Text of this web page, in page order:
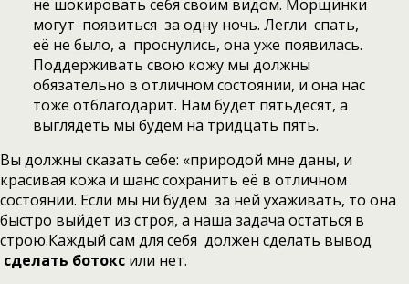
не шокировать себя своим видом. Морщинки
могут появиться за одну ночь. Легли спать,
её не было, а проснулись, она уже появилась.
Поддерживать свою кожу мы должны
обязательно в отличном состоянии, и она нас
тоже отблагодарит. Нам будет пятьдесят, а
выглядеть мы будем на тридцать пять.
Вы должны сказать себе: «природой мне даны, и
красивая кожа и шанс сохранить её в отличном
состоянии. Если мы ни будем за ней ухаживать, то она
быстро выйдет из строя, а наша задача остаться в
строю.Каждый сам для себя должен сделать вывод
сделать ботокс или нет.